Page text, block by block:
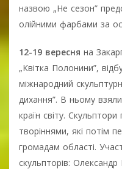
назвою „Не сезон”
олійними фарбами за
12-19 вересня на
„Квітка Полонини”,
міжнародний
дихання”. В ньому
країн світу.
творіннями, які потім
громадам області.
скульпторів: